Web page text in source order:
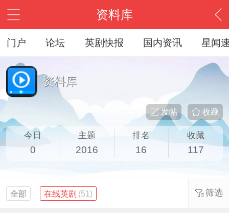
资料库
门户 论坛 英剧快报 国内资讯 星闻
资料库
收藏
发帖
今日
0
主题
2016
排名
16
收藏
117
全部 在线英剧 (51) 筛选